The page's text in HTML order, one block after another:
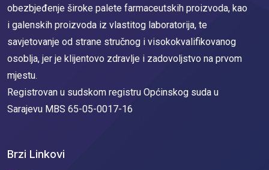
obezbjeđenje široke palete farmaceutskih proizvoda, kao
i galenskih proizvoda iz vlastitog laboratorija, te
savjetovanje od strane stručnog i visokokvalifikovanog
osoblja, jer je klijentovo zdravlje i zadovoljstvo na prvom
mjestu.
Registrovan u sudskom registru Općinskog suda u
Sarajevu MBS 65-05-0017-16
Brzi Linkovi